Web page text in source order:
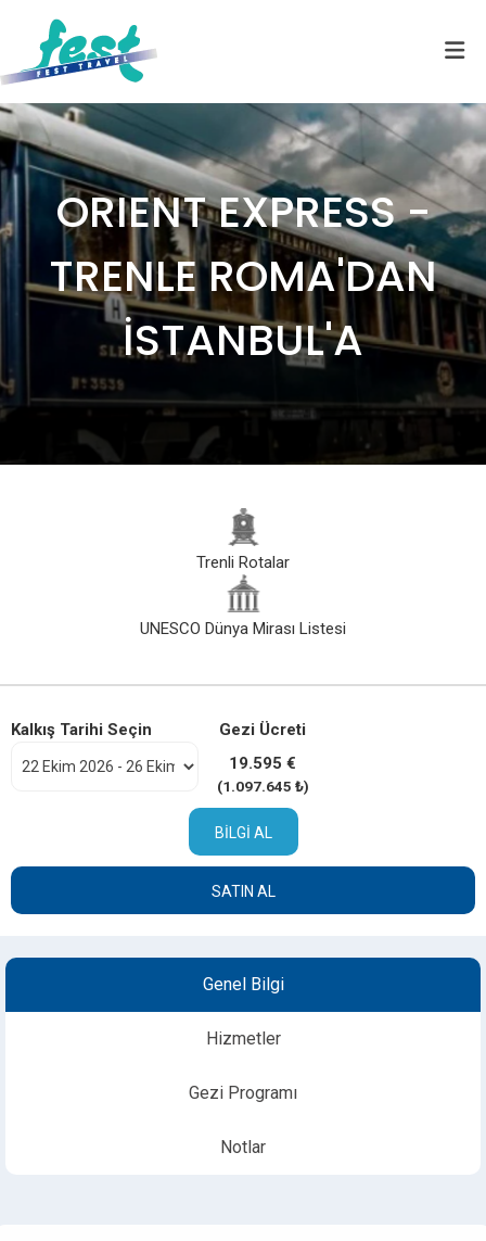
ORIENT EXPRESS -
TRENLE ROMA'DAN
İSTANBUL'A
Trenli Rotalar
UNESCO Dünya Mirası Listesi
Kalkış Tarihi Seçin
Gezi Ücreti
19.595 €
(1.097.645 ₺)
BILGI AL
SATIN AL
Genel Bilgi
Hizmetler
Gezi Programı
Notlar